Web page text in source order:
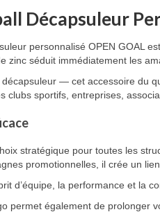
Décapsuleur
personnalisé OPEN GOAL
zinc séduit immédiatement les
— cet accessoire du
sportifs, entreprises,
stratégique pour toutes les
promotionnelles, il crée un
d’équipe, la performance et la
permet également de prolonger